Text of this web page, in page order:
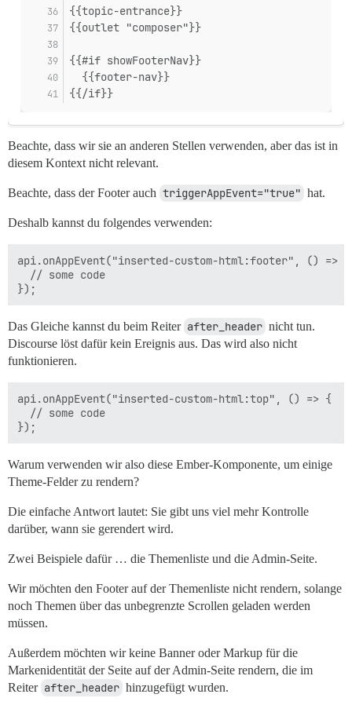
{{topic-entrance}}
{{outlet "composer"}}
{{#if showFooterNav}}
  {{footer-nav}}
{{/if}}
Beachte, dass wir sie an anderen Stellen verwenden, aber das ist in
diesem Kontext nicht relevant.
Beachte, dass der Footer auch triggerAppEvent="true" hat.
Deshalb kannst du folgendes verwenden:
api.onAppEvent("inserted-custom-html:footer", () => {
  // some code
Das Gleiche kannst du beim Reiter after_header nicht tun.
Discourse löst dafür kein Ereignis aus. Das wird also nicht
funktionieren.
api.onAppEvent("inserted-custom-html:top", () => {
  // some code
Warum verwenden wir also diese Ember-Komponente, um einige
Theme-Felder zu rendern?
Die einfache Antwort lautet: Sie gibt uns viel mehr Kontrolle
darüber, wann sie gerendert wird.
Zwei Beispiele dafür … die Themenliste und die Admin-Seite.
Wir möchten den Footer auf der Themenliste nicht rendern, solange
noch Themen über das unbegrenzte Scrollen geladen werden
müssen.
Außerdem möchten wir keine Banner oder Markup für die
Markenidentität der Seite auf der Admin-Seite rendern, die im
Reiter after_header hinzugefügt wurden.